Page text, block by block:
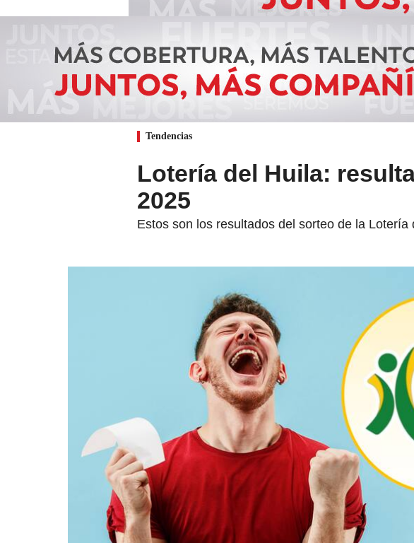
Tendencias
Lotería del Huila:
2025
Estos son los resultados del sorteo de la